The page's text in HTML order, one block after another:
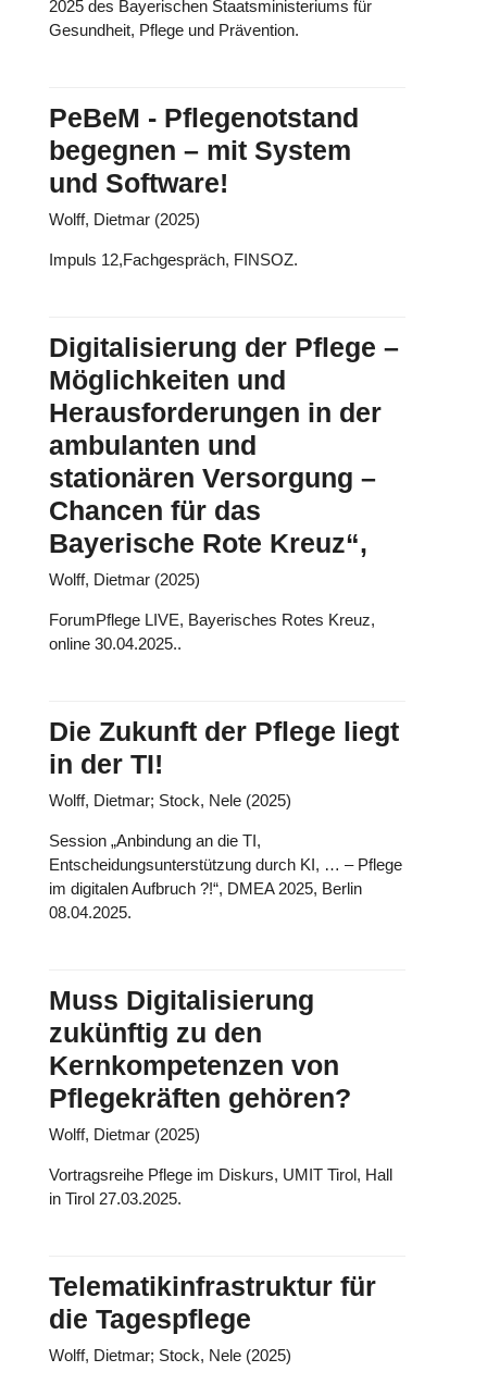
2025 des Bayerischen Staatsministeriums für
Gesundheit, Pflege und Prävention.
PeBeM - Pflegenotstand
begegnen – mit System
und Software!
Wolff, Dietmar (2025)
Impuls 12,Fachgespräch, FINSOZ.
Digitalisierung der Pflege –
Möglichkeiten und
Herausforderungen in der
ambulanten und
stationären Versorgung –
Chancen für das
Bayerische Rote Kreuz“,
Wolff, Dietmar (2025)
ForumPflege LIVE, Bayerisches Rotes Kreuz,
online 30.04.2025..
Die Zukunft der Pflege liegt
in der TI!
Wolff, Dietmar; Stock, Nele (2025)
Session „Anbindung an die TI,
Entscheidungsunterstützung durch KI, … – Pflege
im digitalen Aufbruch ?!“, DMEA 2025, Berlin
08.04.2025.
Muss Digitalisierung
zukünftig zu den
Kernkompetenzen von
Pflegekräften gehören?
Wolff, Dietmar (2025)
Vortragsreihe Pflege im Diskurs, UMIT Tirol, Hall
in Tirol 27.03.2025.
Telematikinfrastruktur für
die Tagespflege
Wolff, Dietmar; Stock, Nele (2025)